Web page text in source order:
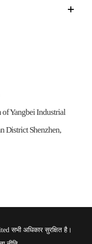
Yangbei Industrial
District Shenzhen,
सभी अधिकार सुरक्षित है।